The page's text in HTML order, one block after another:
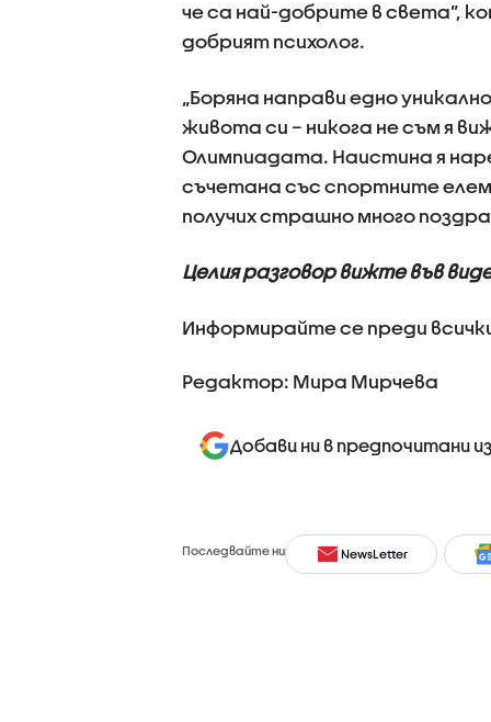
че са най-добрите в света”,
добрият психолог.
„Боряна направи едно
живота си – никога не съм я
Олимпиадата. Наистина я
съчетана със спортните
получих страшно много
Целия разговор вижте във
Информирайте се преди
Редактор: Мира Мирчева
Добави ни в предпочитани
Последвайте ни NewsLetter